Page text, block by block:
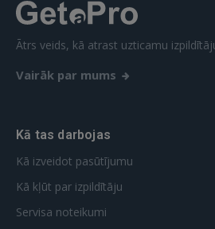
Ātrs veids, kā atrast uzticamu
Vairāk par mums
Kā tas darbojas
Kā izveidot pasūtījumu
Kā kļūt par izpildītāju
Servisa noteikumi